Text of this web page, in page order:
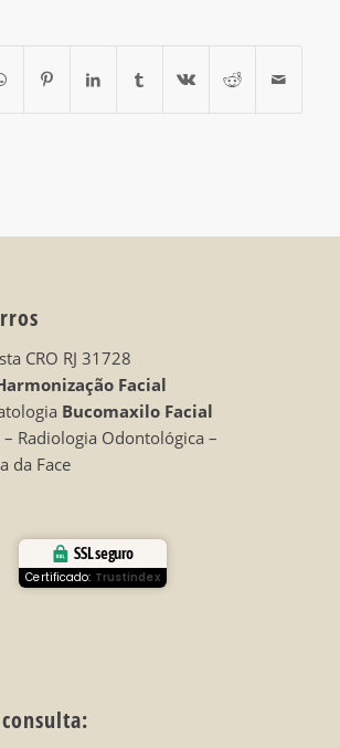
CRO RJ 31728
Facial
Bucomaxilo Facial
Radiologia Odontológica –
da Face
SSL seguro
Certificado: Trustindex